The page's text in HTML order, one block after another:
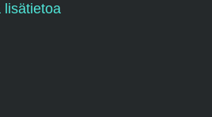
lisätietoa